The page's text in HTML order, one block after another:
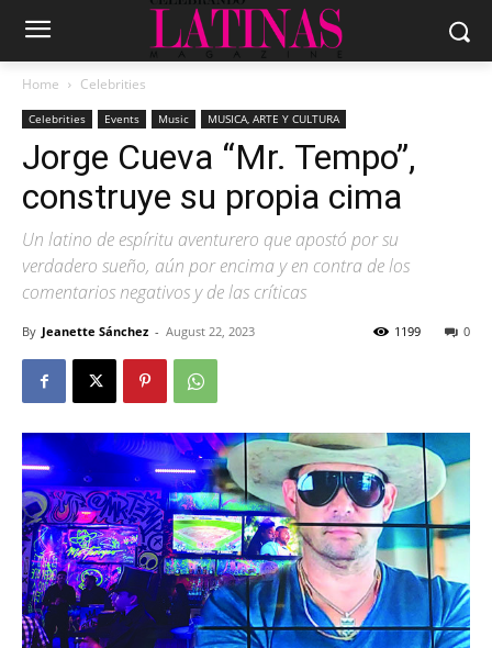
Home Celebrities
Celebrities Events Music MUSICA, ARTE Y CULTURA
Jorge Cueva “Mr. Tempo”,
construye su propia cima
Un latino de espíritu aventurero que apostó por su
verdadero sueño, aún por encima y en contra de los
comentarios negativos y de las críticas
By Jeanette Sánchez - August 22, 2023 0
1199